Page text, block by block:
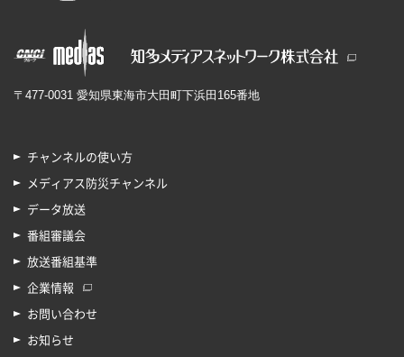
〒477-0031 愛知県東海市大田町下浜田165番地
チャンネルの使い方
メディアス防災チャンネル
データ放送
番組審議会
放送番組基準
企業情報
お問い合わせ
お知らせ